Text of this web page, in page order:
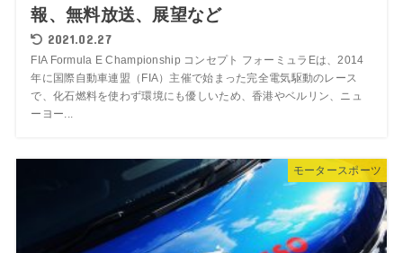
報、無料放送、展望など
2021.02.27
FIA Formula E Championship コンセプト フォーミュラEは、2014
年に国際自動車連盟（FIA）主催で始まった完全電気駆動のレース
で、化石燃料を使わず環境にも優しいため、香港やベルリン、ニュ
ーヨー...
モータースポーツ